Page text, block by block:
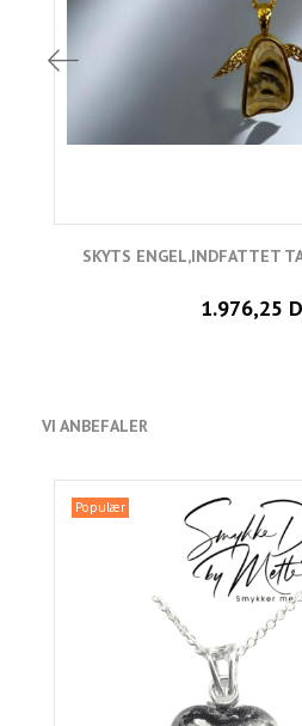
SKYTS ENGEL,INDFATTET
1.976,25
VI ANBEFALER
Populær